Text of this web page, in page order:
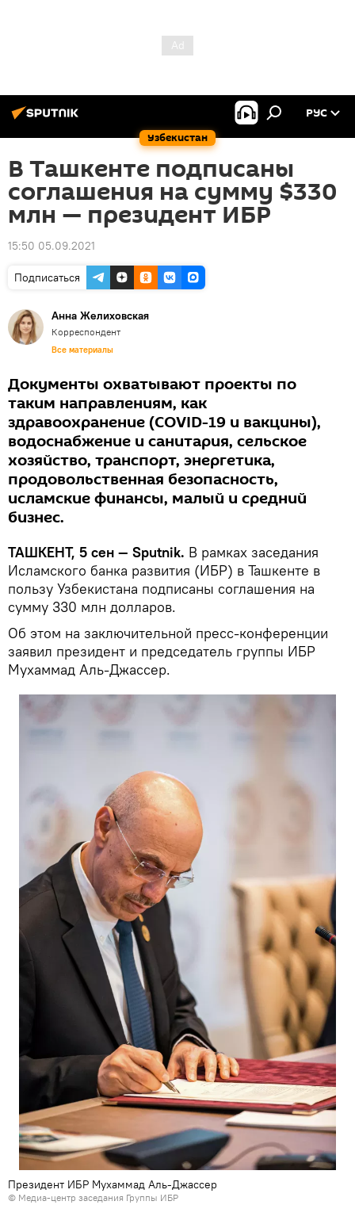
Узбекистан
РУС
В Ташкенте подписаны
соглашения на сумму $330
млн — президент ИБР
15:50 05.09.2021
Подписаться
Анна Желиховская
Корреспондент
Все материалы
Документы охватывают проекты по
таким направлениям, как
здравоохранение (COVID-19 и вакцины),
водоснабжение и санитария, сельское
хозяйство, транспорт, энергетика,
продовольственная безопасность,
исламские финансы, малый и средний
бизнес.
ТАШКЕНТ, 5 сен — Sputnik. В рамках заседания
Исламского банка развития (ИБР) в Ташкенте в
пользу Узбекистана подписаны соглашения на
сумму 330 млн долларов.
Об этом на заключительной пресс-конференции
заявил президент и председатель группы ИБР
Мухаммад Аль-Джассер.
Президент ИБР Мухаммад Аль-Джассер
© Медиа-центр заседания Группы ИБР